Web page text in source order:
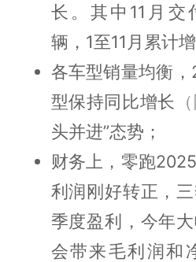
长。其中11月交
辆，1至11月累计
各车型销量均衡
型保持同比增长
头并进”态势；
财务上，零跑
利润刚好转正，
季度盈利，今年
会带来毛利润和